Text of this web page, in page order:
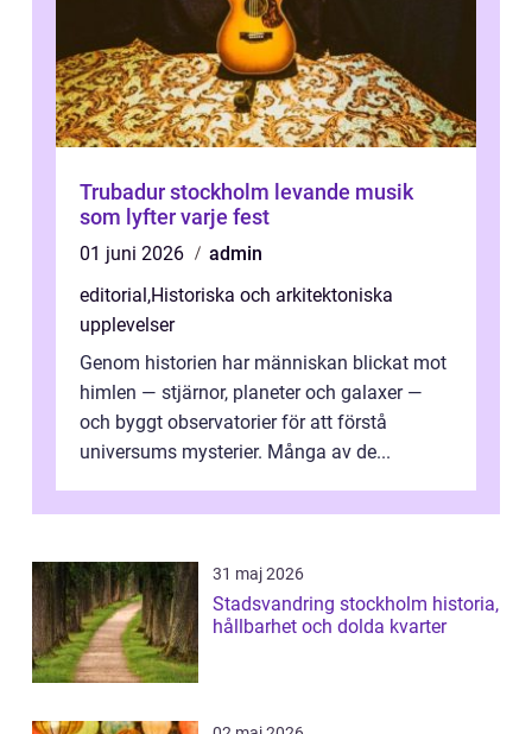
Trubadur stockholm levande musik
som lyfter varje fest
01 juni 2026
admin
editorial,Historiska och arkitektoniska
upplevelser
Genom historien har människan blickat mot
himlen — stjärnor, planeter och galaxer —
och byggt observatorier för att förstå
universums mysterier. Många av de...
31 maj 2026
Stadsvandring stockholm historia,
hållbarhet och dolda kvarter